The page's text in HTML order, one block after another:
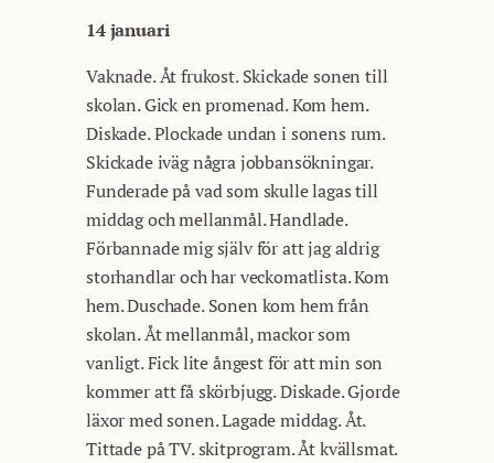
14 januari
Vaknade. Åt frukost. Skickade sonen till
skolan. Gick en promenad. Kom hem.
Diskade. Plockade undan i sonens rum.
Skickade iväg några jobbansökningar.
Funderade på vad som skulle lagas till
middag och mellanmål. Handlade.
Förbannade mig själv för att jag aldrig
storhandlar och har veckomatlista. Kom
hem. Duschade. Sonen kom hem från
skolan. Åt mellanmål, mackor som
vanligt. Fick lite ångest för att min son
kommer att få skörbjugg. Diskade. Gjorde
läxor med sonen. Lagade middag. Åt.
Tittade på TV. skitprogram. Åt kvällsmat.